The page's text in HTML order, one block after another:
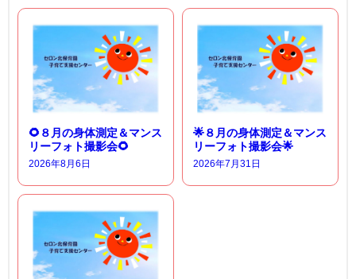
🌻８月の身体測定＆マンス
リーフォト撮影会🌻
2026年8月6日
🌟８月の身体測定＆マンス
リーフォト撮影会🌟
2026年7月31日